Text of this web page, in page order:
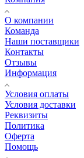
О компании
Команда
Наши поставщики
Контакты
Отзывы
Информация
Условия оплаты
Условия доставки
Реквизиты
Политика
Оферта
Помощь